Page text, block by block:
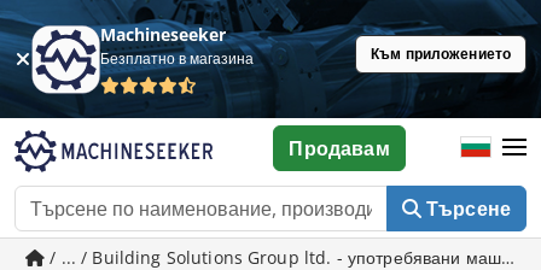
Machineseeker
Безплатно в магазина Към приложението
Търсене
Продавам
/ ... / Building Solutions Group ltd. - употребявани машини